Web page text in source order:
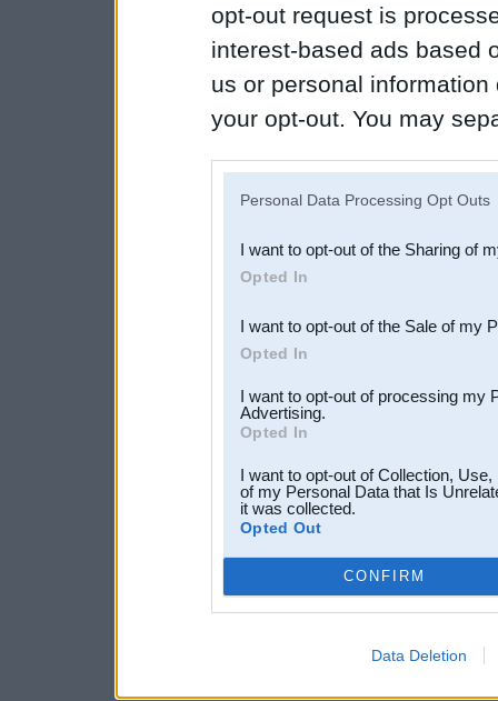
opt-out request is
interest-based ads based
us or personal
your opt-out. You may
Downstream Participants
third parties.
Personal Data Processing Opt Outs
I want to opt-out of the Sharing of
Opted In
I want to opt-out of the Sale of my
Opted In
I want to opt-out of processing my
Advertising.
Opted In
I want to opt-out of Collection,
of my Personal Data that Is
it was collected.
Opted Out
CONFIRM
Data Deletion